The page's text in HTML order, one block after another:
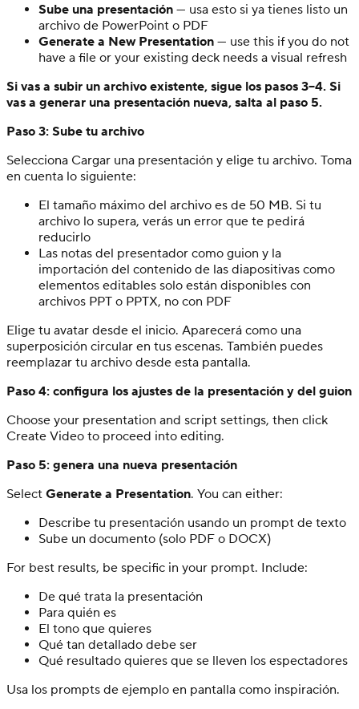
Sube una presentación — usa esto si ya tienes listo un
archivo de PowerPoint o PDF
Generate a New Presentation — use this if you do not
have a file or your existing deck needs a visual refresh
Si vas a subir un archivo existente, sigue los pasos 3–4. Si
vas a generar una presentación nueva, salta al paso 5.
Paso 3: Sube tu archivo
Selecciona Cargar una presentación y elige tu archivo. Toma
en cuenta lo siguiente:
El tamaño máximo del archivo es de 50 MB. Si tu
archivo lo supera, verás un error que te pedirá
reducirlo
Las notas del presentador como guion y la
importación del contenido de las diapositivas como
elementos editables solo están disponibles con
archivos PPT o PPTX, no con PDF
Elige tu avatar desde el inicio. Aparecerá como una
superposición circular en tus escenas. También puedes
reemplazar tu archivo desde esta pantalla.
Paso 4: configura los ajustes de la presentación y del guion
Choose your presentation and script settings, then click
Create Video to proceed into editing.
Paso 5: genera una nueva presentación
Select Generate a Presentation. You can either:
Describe tu presentación usando un prompt de texto
Sube un documento (solo PDF o DOCX)
For best results, be specific in your prompt. Include:
De qué trata la presentación
Para quién es
El tono que quieres
Qué tan detallado debe ser
Qué resultado quieres que se lleven los espectadores
Usa los prompts de ejemplo en pantalla como inspiración.